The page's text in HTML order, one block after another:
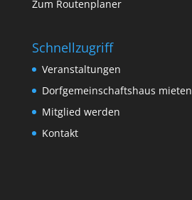
Zum Routenplaner
Schnellzugriff
Veranstaltungen
Dorfgemeinschaftshaus mieten
Mitglied werden
Kontakt